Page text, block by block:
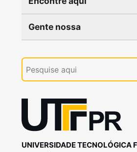
Gente nossa
UNIVERSIDADE TECNOLÓGICA